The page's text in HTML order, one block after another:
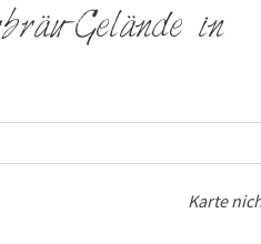
Gelände in
Karte